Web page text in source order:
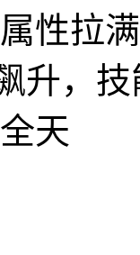
性拉
升，
天